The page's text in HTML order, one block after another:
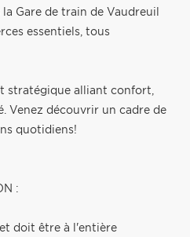
Gare de train de Vaudreuil
essentiels, tous
stratégique alliant confort,
Venez découvrir un cadre de
quotidiens!
:
doit être à l'entière